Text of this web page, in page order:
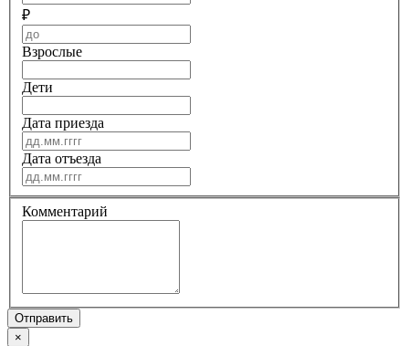
₽
Взрослые
Дети
Дата приезда
Дата отъезда
Комментарий
Отправить
×